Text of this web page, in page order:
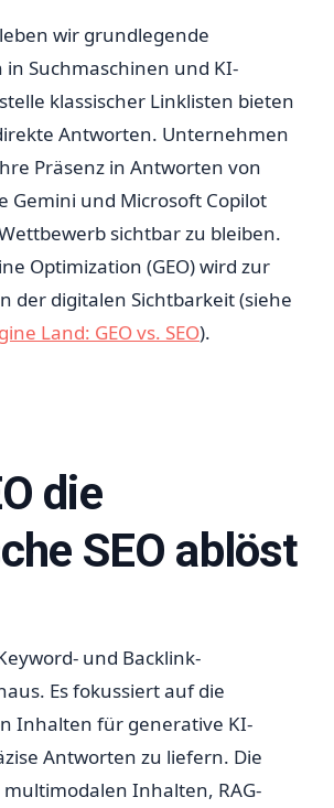
wir grundlegende
Suchmaschinen und KI-
klassischer Linklisten bieten
Antworten. Unternehmen
Präsenz in Antworten von
Gemini und Microsoft Copilot
sichtbar zu bleiben.
Optimization (GEO) wird zur
der digitalen Sichtbarkeit (siehe
Land: GEO vs. SEO).
die
SEO ablöst
und Backlink-
Es fokussiert auf die
Inhalten für generative KI-
Antworten zu liefern. Die
Inhalten, RAG-